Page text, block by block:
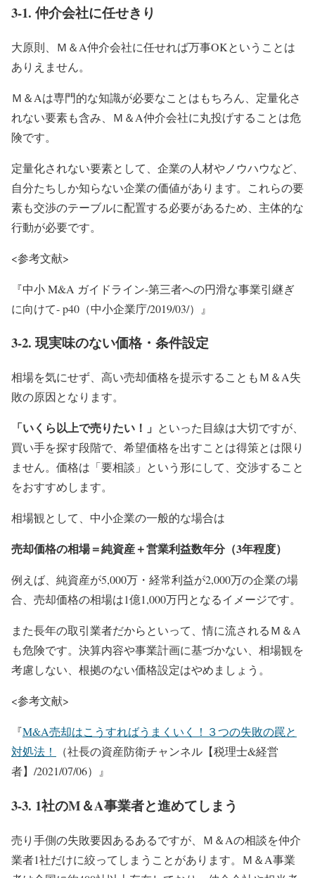
3-1. 仲介会社に任せきり
大原則、Ｍ＆A仲介会社に任せれば万事OKということは
ありえません。
Ｍ＆Aは専門的な知識が必要なことはもちろん、定量化さ
れない要素も含み、Ｍ＆A仲介会社に丸投げすることは危
険です。
定量化されない要素として、企業の人材やノウハウなど、
自分たちしか知らない企業の価値があります。これらの要
素も交渉のテーブルに配置する必要があるため、主体的な
行動が必要です。
<参考文献>
『中小 M&A ガイドライン-第三者への円滑な事業引継ぎ
に向けて- p40（中小企業庁/2019/03/）』
3-2. 現実味のない価格・条件設定
相場を気にせず、高い売却価格を提示することもＭ＆A失
敗の原因となります。
「いくら以上で売りたい！」 といった目線は大切ですが、
買い手を探す段階で、希望価格を出すことは得策とは限り
ません。価格は「要相談」という形にして、交渉すること
をおすすめします。
相場観として、中小企業の一般的な場合は
売却価格の相場＝純資産＋営業利益数年分（3年程度）
例えば、純資産が5,000万・経常利益が2,000万の企業の場
合、売却価格の相場は1億1,000万円となるイメージです。
また長年の取引業者だからといって、情に流されるＭ＆A
も危険です。決算内容や事業計画に基づかない、相場観を
考慮しない、根拠のない価格設定はやめましょう。
<参考文献>
『M&A売却はこうすればうまくいく！３つの失敗の罠と
対処法！
（社長の資産防衛チャンネル【税理士&経営
者】/2021/07/06）』
3-3. 1社のM＆A事業者と進めてしまう
売り手側の失敗要因あるあるですが、Ｍ＆Aの相談を仲介
業者1社だけに絞ってしまうことがあります。Ｍ＆A事業